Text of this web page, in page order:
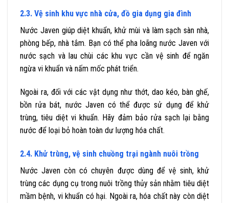
2.3. Vệ sinh khu vực nhà cửa, đồ gia dụng gia đình
Nước Javen giúp diệt khuẩn, khử mùi và làm sạch sàn nhà,
phòng bếp, nhà tắm. Bạn có thể pha loãng nước Javen với
nước sạch và lau chùi các khu vực cần vệ sinh để ngăn
ngừa vi khuẩn và nấm mốc phát triển.
Ngoài ra, đối với các vật dụng như thớt, dao kéo, bàn ghế,
bồn rửa bát, nước Javen có thể được sử dụng để khử
trùng, tiêu diệt vi khuẩn. Hãy đảm bảo rửa sạch lại bằng
nước để loại bỏ hoàn toàn dư lượng hóa chất.
2.4. Khử trùng, vệ sinh chuồng trại ngành nuôi trồng
Nước Javen còn có chuyên được dùng để vệ sinh, khử
trùng các dụng cụ trong nuôi trồng thủy sản nhằm tiêu diệt
mầm bệnh, vi khuẩn có hại. Ngoài ra, hóa chất này còn diệt